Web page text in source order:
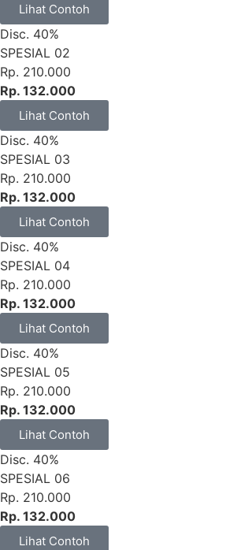
Lihat Contoh
Disc. 40%
SPESIAL 02
Rp. 210.000
Rp. 132.000
Lihat Contoh
Disc. 40%
SPESIAL 03
Rp. 210.000
Rp. 132.000
Lihat Contoh
Disc. 40%
SPESIAL 04
Rp. 210.000
Rp. 132.000
Lihat Contoh
Disc. 40%
SPESIAL 05
Rp. 210.000
Rp. 132.000
Lihat Contoh
Disc. 40%
SPESIAL 06
Rp. 210.000
Rp. 132.000
Lihat Contoh